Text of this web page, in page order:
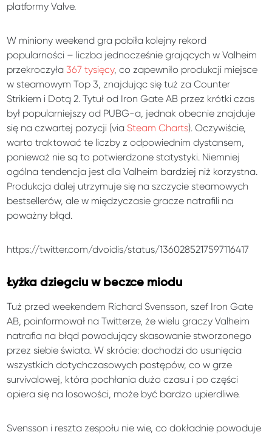
platformy Valve.
W miniony weekend gra pobiła kolejny rekord
popularności – liczba jednocześnie grających w Valheim
przekroczyła367 tysięcy, co zapewniło produkcji miejsce
w steamowym Top 3, znajdując się tuż za Counter
Strikiem i Dotą 2. Tytuł od Iron Gate AB przez krótki czas
był popularniejszy od PUBG-a, jednak obecnie znajduje
się na czwartej pozycji (via Steam Charts). Oczywiście,
warto traktować te liczby z odpowiednim dystansem,
ponieważ nie są to potwierdzone statystyki. Niemniej
ogólna tendencja jest dla Valheim bardziej niż korzystna.
Produkcja dalej utrzymuje się na szczycie steamowych
bestsellerów, ale w międzyczasie gracze natrafili na
poważny błąd.
https://twitter.com/dvoidis/status/1360285217597116417
Łyżka dziegciu w beczce miodu
Tuż przed weekendem Richard Svensson, szef Iron Gate
AB, poinformował na Twitterze, że wielu graczy Valheim
natrafia na błąd powodujący skasowanie stworzonego
przez siebie świata. W skrócie: dochodzi do usunięcia
wszystkich dotychczasowych postępów, co w grze
survivalowej, która pochłania dużo czasu i po części
opiera się na losowości, może być bardzo upierdliwe.
Svensson i reszta zespołu nie wie, co dokładnie powoduje